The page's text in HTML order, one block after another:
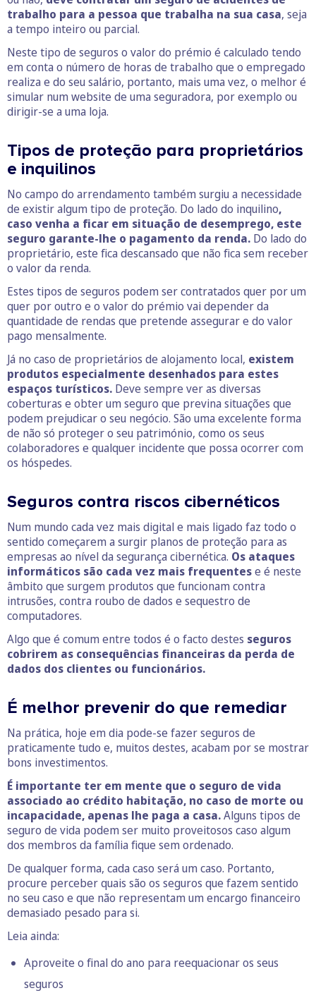
trabalho para a pessoa que trabalha na sua casa, seja
a tempo inteiro ou parcial.
Neste tipo de seguros o valor do prémio é calculado tendo
em conta o número de horas de trabalho que o empregado
realiza e do seu salário, portanto, mais uma vez, o melhor é
simular num website de uma seguradora, por exemplo ou
dirigir-se a uma loja.
Tipos de proteção para proprietários
e inquilinos
No campo do arrendamento também surgiu a necessidade
de existir algum tipo de proteção. Do lado do inquilino,
caso venha a ficar em situação de desemprego, este
seguro garante-lhe o pagamento da renda. Do lado do
proprietário, este fica descansado que não fica sem receber
o valor da renda.
Estes tipos de seguros podem ser contratados quer por um
quer por outro e o valor do prémio vai depender da
quantidade de rendas que pretende assegurar e do valor
pago mensalmente.
Já no caso de proprietários de alojamento local, existem
produtos especialmente desenhados para estes
espaços turísticos. Deve sempre ver as diversas
coberturas e obter um seguro que previna situações que
podem prejudicar o seu negócio. São uma excelente forma
de não só proteger o seu património, como os seus
colaboradores e qualquer incidente que possa ocorrer com
os hóspedes.
Seguros contra riscos cibernéticos
Num mundo cada vez mais digital e mais ligado faz todo o
sentido começarem a surgir planos de proteção para as
empresas ao nível da segurança cibernética. Os ataques
informáticos são cada vez mais frequentese é neste
âmbito que surgem produtos que funcionam contra
intrusões, contra roubo de dados e sequestro de
computadores.
Algo que é comum entre todos é o facto destes seguros
cobrirem as consequências financeiras da perda de
dados dos clientes ou funcionários.
É melhor prevenir do que remediar
Na prática, hoje em dia pode-se fazer seguros de
praticamente tudo e, muitos destes, acabam por se mostrar
bons investimentos.
É importante ter em mente que o seguro de vida
associado ao crédito habitação, no caso de morte ou
incapacidade, apenas lhe paga a casa.Alguns tipos de
seguro de vida podem ser muito proveitosos caso algum
dos membros da família fique sem ordenado.
De qualquer forma, cada caso será um caso. Portanto,
procure perceber quais são os seguros que fazem sentido
no seu caso e que não representam um encargo financeiro
demasiado pesado para si.
Leia ainda:
Aproveite o final do ano para reequacionar os seus
seguros